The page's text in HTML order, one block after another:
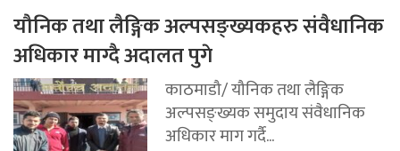
यौनिक तथा लैङ्गिक अल्पसङ्ख्यकहरु संवैधानिक
अधिकार माग्दै अदालत पुगे
काठमाडौ/ यौनिक तथा लैङ्गिक
अल्पसङ्ख्यक समुदाय संवैधानिक
अधिकार माग गर्दै...